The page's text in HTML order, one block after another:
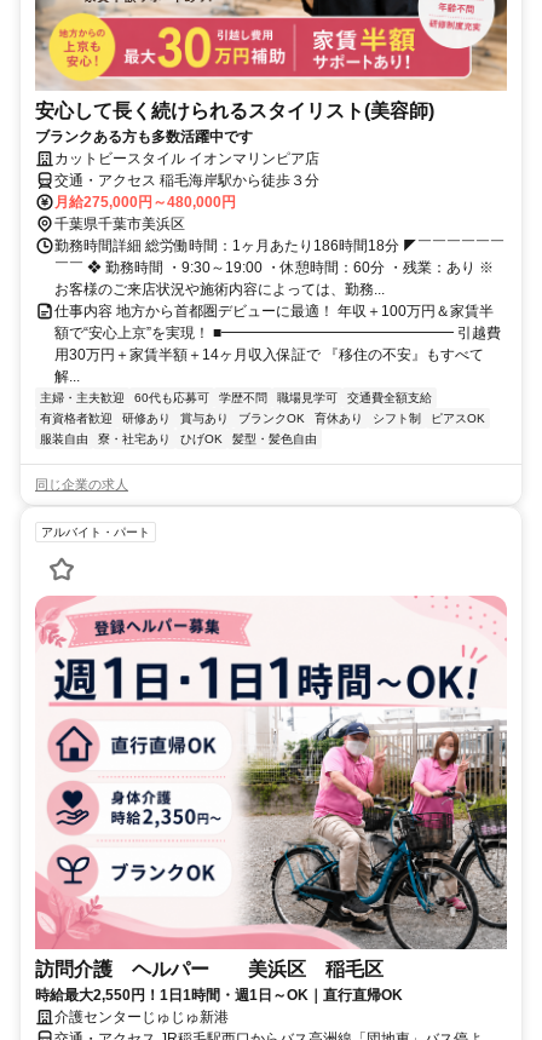
安心して長く続けられるスタイリスト(美容師)
ブランクある方も多数活躍中です
カットビースタイル イオンマリンピア店
交通・アクセス 稲毛海岸駅から徒歩３分
月給275,000円～480,000円
千葉県千葉市美浜区
勤務時間詳細 総労働時間：1ヶ月あたり186時間18分 ◤￣￣￣￣￣￣
￣￣ ❖ 勤務時間 ・9:30～19:00 ・休憩時間：60分 ・残業：あり ※
お客様のご来店状況や施術内容によっては、勤務...
仕事内容 地方から首都圏デビューに最適！ 年収＋100万円＆家賃半
額で“安心上京”を実現！ ■━━━━━━━━━━━━━━━━ 引越費
用30万円＋家賃半額＋14ヶ月収入保証で 『移住の不安』もすべて
解...
主婦・主夫歓迎 60代も応募可 学歴不問 職場見学可
交通費全額支給
有資格者歓迎
研修あり 賞与あり ブランクOK 育休あり シフト制
ピアスOK
服装自由
寮・社宅あり ひげOK 髪型・髪色自由
同じ企業の求人
アルバイト・パート
訪問介護 ヘルパー 美浜区 稲毛区
時給最大2,550円！1日1時間・週1日～OK｜直行直帰OK
介護センターじゅじゅ新港